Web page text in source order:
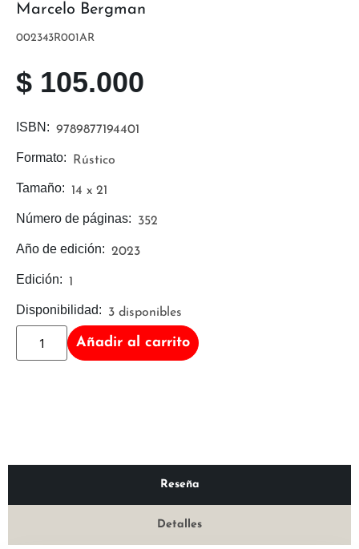
Añadir al carrito
Disponibilidad: 3 disponibles
Edición: 1
Año de edición: 2023
Número de páginas: 352
Tamaño: 14 x 21
Formato: Rústico
ISBN: 9789877194401
$ 105.000
002343R001AR
Marcelo Bergman
Reseña
Detalles